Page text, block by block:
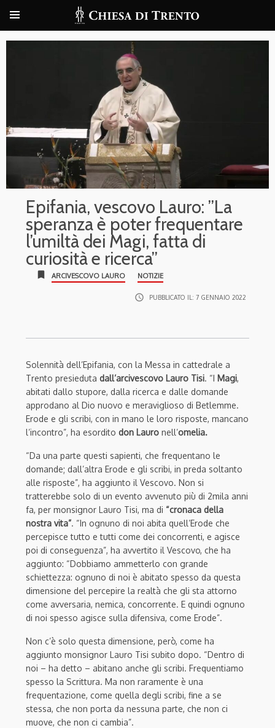
Epifania, vescovo Lauro: ”La
speranza è poter frequentare
l’umiltà dei Magi, fatta di
curiosità e ricerca”
bookmark ARCIVESCOVO LAURO NOTIZIE
access_time PUBBLICATO IL: 7 GENNAIO 2022
Solennità dell’Epifania, con la Messa in cattedrale a
Trento presieduta dall’arcivescovo Lauro Tisi. “I Magi,
abitati dallo stupore, dalla ricerca e dalle domande
approdano al Dio nuovo e meraviglioso di Betlemme.
Erode e gli scribi, con in mano le loro risposte, mancano
l’incontro”, ha esordito don Lauro nell’omelia.
“Da una parte questi sapienti, che frequentano le
domande; dall’altra Erode e gli scribi, in preda soltanto
alle risposte”, ha aggiunto il Vescovo. Non si
tratterebbe solo di un evento avvenuto più di 2mila anni
fa, per monsignor Lauro Tisi, ma di “cronaca della
nostra vita”. “In ognuno di noi abita quell’Erode che
percepisce tutto e tutti come dei concorrenti, e agisce
poi di conseguenza”, ha avvertito il Vescovo, che ha
aggiunto: “Dobbiamo ammetterlo con grande
schiettezza: ognuno di noi è abitato spesso da questa
dimensione del percepire la realtà che gli sta attorno
come avversaria, nemica, concorrente. E quindi ognuno
di noi spesso agisce sulla difensiva, come Erode”.
Non c’è solo questa dimensione, però, come ha
aggiunto monsignor Lauro Tisi subito dopo. “Dentro di
noi – ha detto – abitano anche gli scribi. Frequentiamo
spesso la Scrittura. Ma non raramente è una
frequentazione, come quella degli scribi, fine a se
stessa, che non porta da nessuna parte, che non ci
muove, che non ci cambia”.